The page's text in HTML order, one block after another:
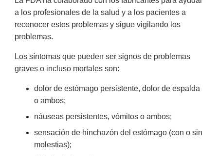
a los profesionales de la salud y a los pacientes a
reconocer estos problemas y sigue vigilando los
problemas.
Los síntomas que pueden ser signos de problemas
graves o incluso mortales son:
dolor de estómago persistente, dolor de espalda
o ambos;
náuseas persistentes, vómitos o ambos;
sensación de hinchazón del estómago (con o sin
molestias);